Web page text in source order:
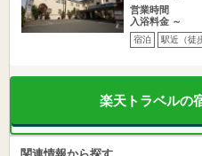
営業時間
入浴料金 ～
宿泊 駅近（徒
楽天トラベルの